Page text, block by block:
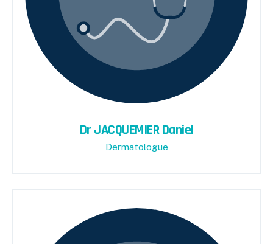
Dr JACQUEMIER Daniel
Dermatologue